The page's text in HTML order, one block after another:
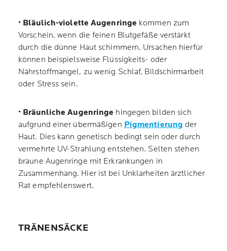
• Bläulich-violette Augenringe kommen zum
Vorschein, wenn die feinen Blutgefäße verstärkt
durch die dünne Haut schimmern. Ursachen hierfür
können beispielsweise Flüssigkeits- oder
Nährstoffmangel, zu wenig Schlaf, Bildschirmarbeit
oder Stress sein.
• Bräunliche Augenringe hingegen bilden sich
aufgrund einer übermäßigen Pigmentierung der
Haut. Dies kann genetisch bedingt sein oder durch
vermehrte UV-Strahlung entstehen. Selten stehen
braune Augenringe mit Erkrankungen in
Zusammenhang. Hier ist bei Unklarheiten ärztlicher
Rat empfehlenswert.
TRÄNENSÄCKE